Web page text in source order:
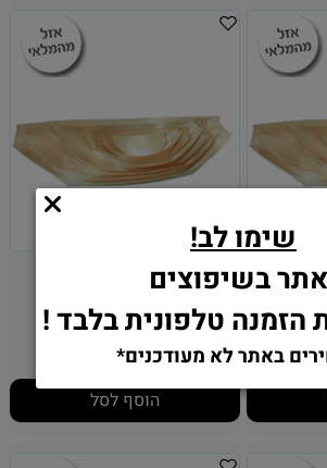
סירת הגשה, 19 ס"מ
25.90
הוסף לסל
שימו לב!
בשיפוצים
הזמנה טלפונית בלבד !
באתר לא מעודכנים*